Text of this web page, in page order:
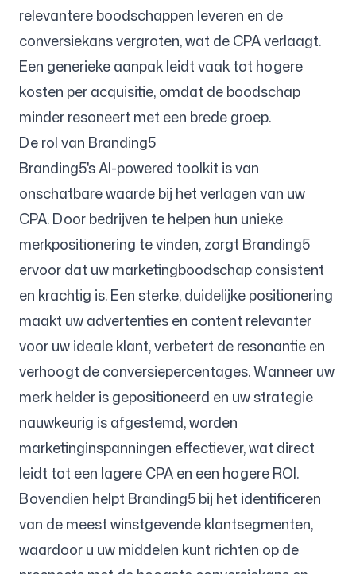
relevantere boodschappen leveren en de
conversiekans vergroten, wat de CPA verlaagt.
Een generieke aanpak leidt vaak tot hogere
kosten per acquisitie, omdat de boodschap
minder resoneert met een brede groep.
De rol van Branding5
Branding5's AI-powered toolkit is van
onschatbare waarde bij het verlagen van uw
CPA. Door bedrijven te helpen hun unieke
merkpositionering te vinden, zorgt Branding5
ervoor dat uw marketingboodschap consistent
en krachtig is. Een sterke, duidelijke positionering
maakt uw advertenties en content relevanter
voor uw ideale klant, verbetert de resonantie en
verhoogt de conversiepercentages. Wanneer uw
merk helder is gepositioneerd en uw strategie
nauwkeurig is afgestemd, worden
marketinginspanningen effectiever, wat direct
leidt tot een lagere CPA en een hogere ROI.
Bovendien helpt Branding5 bij het identificeren
van de meest winstgevende klantsegmenten,
waardoor u uw middelen kunt richten op de